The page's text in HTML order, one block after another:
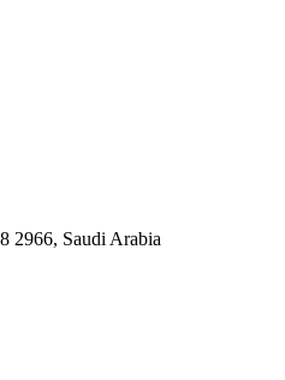
2966, Saudi Arabia